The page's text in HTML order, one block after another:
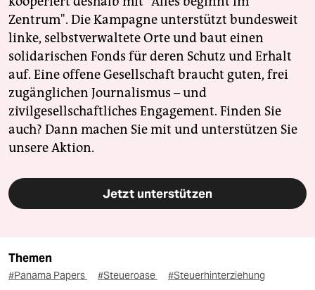
Zentrum". Die Kampagne unterstützt bundesweit
linke, selbstverwaltete Orte und baut einen
solidarischen Fonds für deren Schutz und Erhalt
auf. Eine offene Gesellschaft braucht guten, frei
zugänglichen Journalismus – und
zivilgesellschaftliches Engagement. Finden Sie
auch? Dann machen Sie mit und unterstützen Sie
unsere Aktion.
Jetzt unterstützen
Themen
#Panama Papers #Steueroase #Steuerhinterziehung